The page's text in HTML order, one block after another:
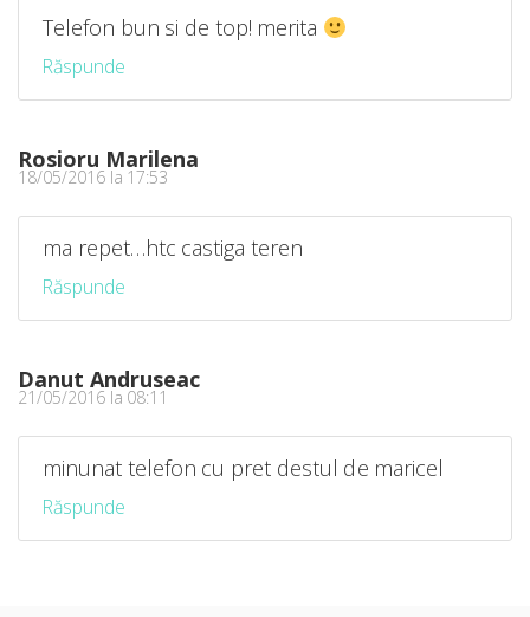
Telefon bun si de top! merita
Răspunde
Rosioru Marilena
18/05/2016 la 17:53
ma repet…htc castiga teren
Răspunde
Danut Andruseac
21/05/2016 la 08:11
minunat telefon cu pret destul de maricel
Răspunde